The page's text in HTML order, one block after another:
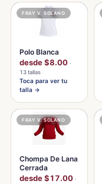
FRAY V. SOLANO
Polo Blanca
desde $8.00 ·
13 tallas
Toca para ver tu
talla →
FRAY V. SOLANO
Chompa De Lana
Cerrada
desde $17.00 ·